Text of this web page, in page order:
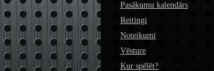
Pasākumu kalendārs
Reitingi
Noteikumi
Vēsture
Kur spēlēt?